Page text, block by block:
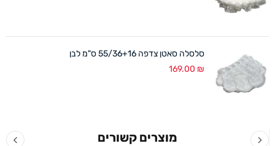
סלסלה סאטן צדפה 55/36+16 ס"מ לבן
169.00 ₪
מוצרים קשורים